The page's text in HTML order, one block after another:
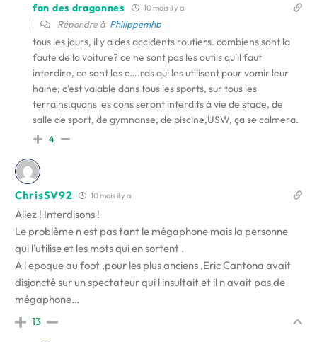
fan des dragonnes 10 mois il y a
Répondre à Philippemhb
tous les jours, il y a des accidents routiers. combiens sont la
faute de la voiture? ce ne sont pas les outils qu’il faut
interdire, ce sont les c….rds qui les utilisent pour vomir leur
haine; c’est valable dans tous les sports, sur tous les
terrains.quans les cons seront interdits à vie de stade, de
salle de sport, de gymnanse, de piscine,USW, ça se calmera.
4
ChrisSV92 10 mois il y a
Allez ! Interdisons !
Le problème n est pas tant le mégaphone mais la personne
qui l’utilise et les mots qui en sortent .
A l epoque au foot ,pour les plus anciens ,Eric Cantona avait
disjoncté sur un spectateur qui l insultait et il n avait pas de
mégaphone…
13